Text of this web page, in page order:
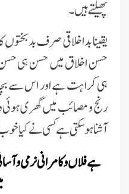
پھىلتے ہىں۔
ىقىنا بداخلاقى صرف بدبختوں
حسن اخلاق مىں حسن ہى
ہى کراہت ہے اور اس سے بچاؤ
رنج و مصائب مىں گھرى ہوئى
آشنا ہوسکتى ہے کسى نے کىا
ہے فلاں و کامرانى نرمى و